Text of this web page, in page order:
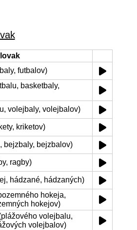
futbalov)
basketbaly,
volejbaly, volejbalov)
kriketov)
bejzbaly, bejzbalov)
ragby)
hádzané, hádzaných)
hokeja,
hokejov)
volejbalu,
volejbalov)